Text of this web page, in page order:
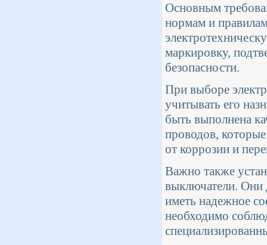
Основным
нормам и
маркировку,
безопасности.
При выборе
учитывать его
быть выполнена
проводов,
от коррозии и
Важно также
выключатели. Они
иметь надежное
необходимо